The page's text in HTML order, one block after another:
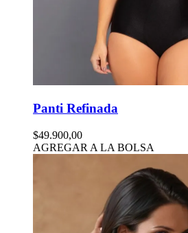
Panti Refinada
$49.900,00
AGREGAR A LA BOLSA